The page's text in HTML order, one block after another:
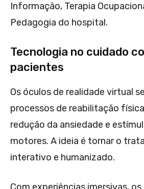
Informação, Terapia
Pedagogia do hospital.
Tecnologia no cuidado
pacientes
Os óculos de realidade virtual
processos de reabilitação
redução da ansiedade e
motores. A ideia é tornar o
interativo e humanizado.